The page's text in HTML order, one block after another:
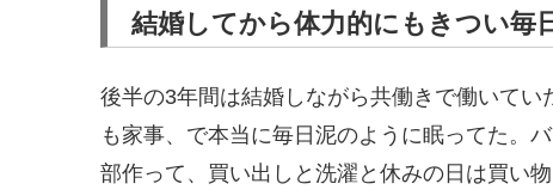
結婚してから体力的にもきつい毎
後半の3年間は結婚しながら共働きで働いて
も家事、で本当に毎日泥のように眠ってた。
部作って、買い出しと洗濯と休みの日は買い